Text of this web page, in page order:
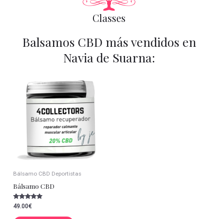
Classes
Balsamos CBD más vendidos en
Navia de Suarna:
Bálsamo CBD Deportistas
Bálsamo CBD
Valorado con
5.00
de 5
49.00€